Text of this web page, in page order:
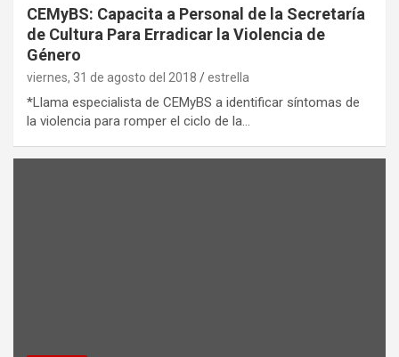
CEMyBS: Capacita a Personal de la Secretaría
de Cultura Para Erradicar la Violencia de
Género
viernes, 31 de agosto del 2018 estrella
*Llama especialista de CEMyBS a identificar síntomas de
la violencia para romper el ciclo de la…